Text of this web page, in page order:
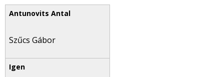
Szűcs Gábor